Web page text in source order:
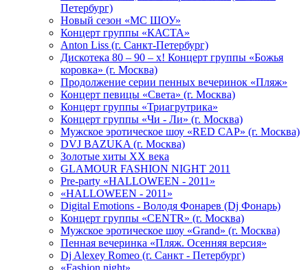
Петербург)
Новый сезон «МС ШОУ»
Концерт группы «КАСТА»
Anton Liss (г. Санкт-Петербург)
Дискотека 80 – 90 – х! Концерт группы «Божья
коровка» (г. Москва)
Продолжение серии пенных вечеринок «Пляж»
Концерт певицы «Света» (г. Москва)
Концерт группы «Триагрутрика»
Концерт группы «Чи - Ли» (г. Москва)
Мужское эротическое шоу «RED CAP» (г. Москва)
DVJ BAZUKA (г. Москва)
Золотые хиты XX века
GLAMOUR FASHION NIGHT 2011
Pre-party «HALLOWEEN - 2011»
«HALLOWEEN - 2011»
Digital Emotions - Володя Фонарев (Dj Фонарь)
Концерт группы «CENTR» (г. Москва)
Мужское эротическое шоу «Grand» (г. Москва)
Пенная вечеринка «Пляж. Осенняя версия»
Dj Alexey Romeo (г. Санкт - Петербург)
«Fashion night»